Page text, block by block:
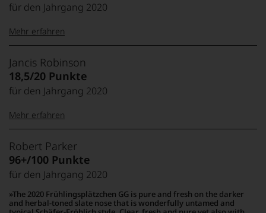
für den Jahrgang 2020
99–100 Punkte:
95–98 Punkte:
85–89 Punkte:
Tesdorpf
Der
Name
Tesdorpf
für
»Fine
Wine«,
für
die
edlen
der
Welt,
Mehr erfahren
Jancis Robinson
18,5/20 Punkte
für den Jahrgang 2020
20 Punkte: Exzellent,
absolut outstanding,
Jahrhundertwein
19 Punkte:Top-Wein aus
Spitzenjahrgang
18
Jancis
Robinson
Die
1950
in
Cumbria
Mehr erfahren
Robert Parker
96+/100 Punkte
für den Jahrgang 2020
The 2020 Frühlingsplätzchen GG is pure and fresh on the darker
and herbal-toned slate nose that is wonderfully untamed and